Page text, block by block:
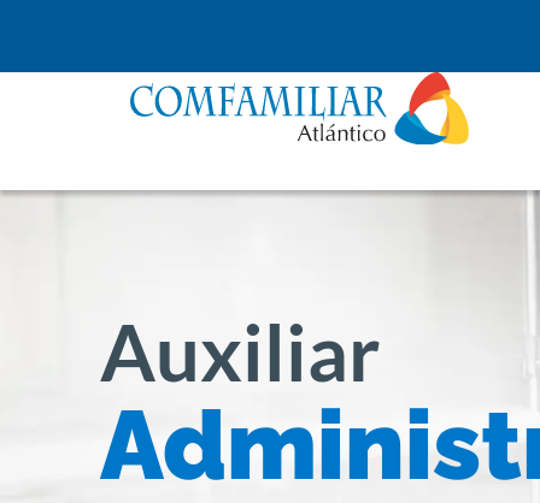
Auxiliar